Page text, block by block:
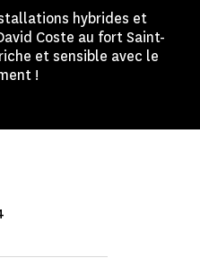
hybrides et
Coste au fort Saint-
et sensible avec le
!